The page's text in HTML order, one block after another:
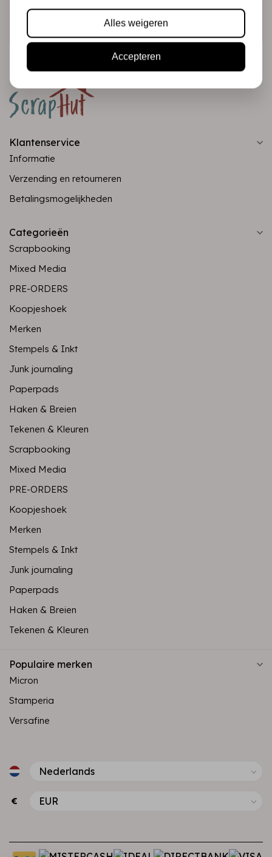
Klantenservice
Informatie
Verzending en retourneren
Betalingsmogelijkheden
Categorieën
Scrapbooking
Mixed Media
PRE-ORDERS
Koopjeshoek
Merken
Stempels & Inkt
Junk journaling
Paperpads
Haken & Breien
Tekenen & Kleuren
Scrapbooking
Mixed Media
PRE-ORDERS
Koopjeshoek
Merken
Stempels & Inkt
Junk journaling
Paperpads
Haken & Breien
Tekenen & Kleuren
Populaire merken
Micron
Stamperia
Versafine
€
Alles weigeren
Accepteren